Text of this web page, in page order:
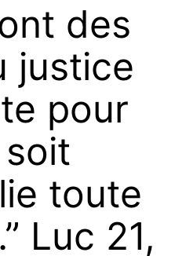
des
justice
pour
toute
Luc 21,